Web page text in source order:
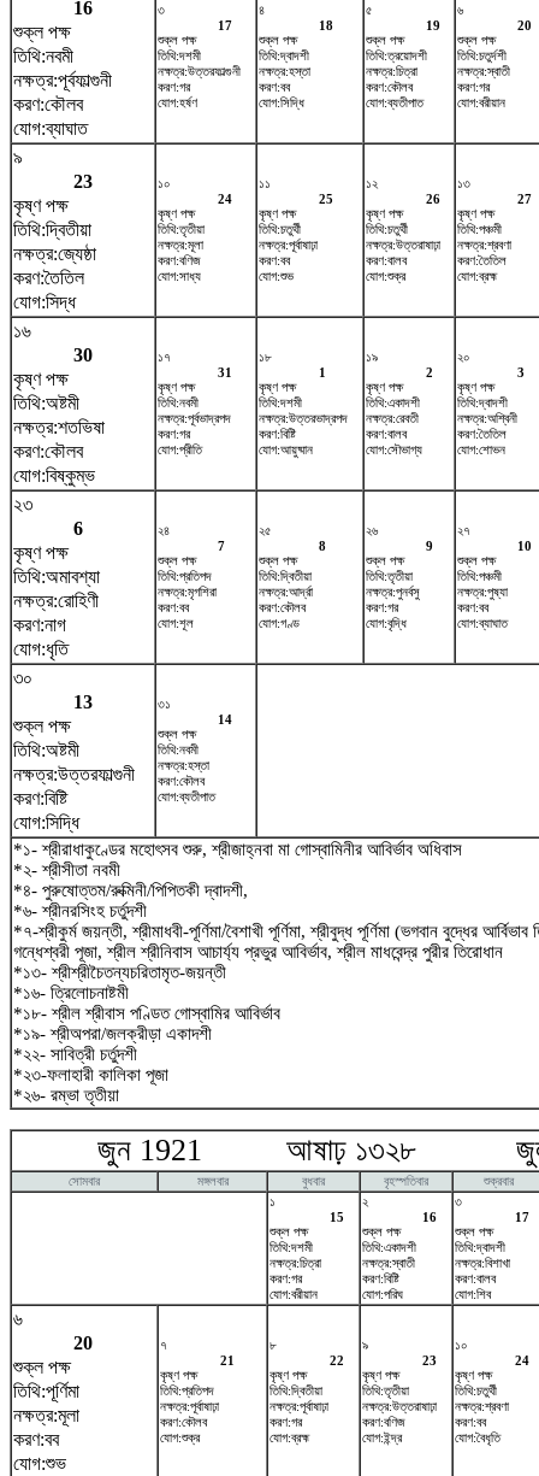
16
শুক্ল পক্ষ
তিথি:নবমী
নক্ষত্র:পূর্বফাল্গুনী
করণ:কৌলব
যোগ:ব্যাঘাত
৩
17
শুক্ল পক্ষ
তিথি:দশমী
নক্ষত্র:উত্তরফাল্গুনী
করণ:গর
যোগ:হর্ষণ
৪
18
শুক্ল পক্ষ
তিথি:দ্বাদশী
নক্ষত্র:হস্তা
করণ:বব
যোগ:সিদ্ধি
৫
19
শুক্ল পক্ষ
তিথি:ত্রয়োদশী
নক্ষত্র:চিত্রা
করণ:কৌলব
যোগ:ব্যতীপাত
৬
20
শুক্ল পক্ষ
তিথি:চতুর্দশী
নক্ষত্র:স্বাতী
করণ:গর
যোগ:বরীয়ান
৯
23
কৃষ্ণ পক্ষ
তিথি:দ্বিতীয়া
নক্ষত্র:জ্যেষ্ঠা
করণ:তৈতিল
যোগ:সিদ্ধ
১০
24
কৃষ্ণ পক্ষ
তিথি:তৃতীয়া
নক্ষত্র:মূলা
করণ:বণিজ
যোগ:সাধ্য
১১
25
কৃষ্ণ পক্ষ
তিথি:চতুর্থী
নক্ষত্র:পূর্বাষাঢ়া
করণ:বব
যোগ:শুভ
১২
26
কৃষ্ণ পক্ষ
তিথি:চতুর্থী
নক্ষত্র:উত্তরাষাঢ়া
করণ:বালব
যোগ:শুক্র
১৩
27
কৃষ্ণ পক্ষ
তিথি:পঞ্চমী
নক্ষত্র:শ্রবণা
করণ:তৈতিল
যোগ:ব্রহ্ম
১৬
30
কৃষ্ণ পক্ষ
তিথি:অষ্টমী
নক্ষত্র:শতভিষ‌া
করণ:কৌলব
যোগ:বিষ্কুম্ভ
১৭
31
কৃষ্ণ পক্ষ
তিথি:নবমী
নক্ষত্র:পূর্বভাদ্রপদ
করণ:গর
যোগ:প্রীতি
১৮
1
কৃষ্ণ পক্ষ
তিথি:দশমী
নক্ষত্র:উত্তরভাদ্রপদ
করণ:বিষ্টি
যোগ:আয়ুষ্মান
১৯
2
কৃষ্ণ পক্ষ
তিথি:একাদশী
নক্ষত্র:রেবতী
করণ:বালব
যোগ:সৌভাগ্য
২০
3
কৃষ্ণ পক্ষ
তিথি:দ্বাদশী
নক্ষত্র:অশ্বিনী
করণ:তৈতিল
যোগ:শোভন
২৩
6
কৃষ্ণ পক্ষ
তিথি:অমাবশ্যা
নক্ষত্র:রোহিণী
করণ:নাগ
যোগ:ধৃতি
২৪
7
শুক্ল পক্ষ
তিথি:প্রতিপদ
নক্ষত্র:মৃগশিরা
করণ:বব
যোগ:শূল
২৫
8
শুক্ল পক্ষ
তিথি:দ্বিতীয়া
নক্ষত্র:আর্দ্রা
করণ:কৌলব
যোগ:গণ্ড
২৬
9
শুক্ল পক্ষ
তিথি:তৃতীয়া
নক্ষত্র:পুনর্বসু
করণ:গর
যোগ:বৃদ্ধি
২৭
10
শুক্ল পক্ষ
তিথি:পঞ্চমী
নক্ষত্র:পুষ্যা
করণ:বব
যোগ:ব্যাঘাত
৩০
13
শুক্ল পক্ষ
তিথি:অষ্টমী
নক্ষত্র:উত্তরফাল্গুনী
করণ:বিষ্টি
যোগ:সিদ্ধি
৩১
14
শুক্ল পক্ষ
তিথি:নবমী
নক্ষত্র:হস্তা
করণ:কৌলব
যোগ:ব্যতীপাত
*১- শ্রীরাধাকুণ্ডের মহোৎসব শুরু, শ্রীজাহ্নবা মা গোস্বামিনীর আবির্ভাব অধিবাস
*২- শ্রীসীতা নবমী
*৪- পুরুষোত্তম/রুক্মিনী/পিপিতকী দ্বাদশী,
*৬- শ্রীনরসিংহ চর্তুদশী
*৭-শ্রীকুর্ম জয়ন্তী, শ্রীমাধবী-পূর্ণিমা/বৈশাখী পূর্ণিমা, শ্রীবুদ্ধ পূর্ণিমা (ভগবান বুদ্ধের
গন্ধেশ্বরী পূজা, শ্রীল শ্রীনিবাস আচার্য্য প্রভুর আবির্ভাব, শ্রীল মাধবেন্দ্র পুরীর তিরোধান
*১৩- শ্রীশ্রীচৈতন্যচরিতামৃত-জয়ন্তী
*১৬- ত্রিলোচনাষ্টমী
*১৮- শ্রীল শ্রীবাস পণ্ডিত গোস্বামির আবির্ভাব
*১৯- শ্রীঅপরা/জলক্রীড়া একাদশী
*২২- সাবিত্রী চর্তুদশী
*২৩-ফলাহারী কালিকা পূজা
*২৬- রম্ভা তৃতীয়া
জুন 1921 আষাঢ় ১৩২৮
সোমবার মঙ্গলবার বুধবার বৃহস্পতিবার
শুক্রবার
১
15
শুক্ল পক্ষ
তিথি:দশমী
নক্ষত্র:চিত্রা
করণ:গর
যোগ:বরীয়ান
২
16
শুক্ল পক্ষ
তিথি:একাদশী
নক্ষত্র:স্বাতী
করণ:বিষ্টি
যোগ:পরিঘ
৩
17
শুক্ল পক্ষ
তিথি:দ্বাদশী
নক্ষত্র:বিশাখা
করণ:বালব
যোগ:শিব
৬
20
শুক্ল পক্ষ
তিথি:পূর্ণিমা
নক্ষত্র:মূলা
করণ:বব
যোগ:শুভ
৭
21
কৃষ্ণ পক্ষ
তিথি:প্রতিপদ
নক্ষত্র:পূর্বাষাঢ়া
করণ:কৌলব
যোগ:শুক্র
৮
22
কৃষ্ণ পক্ষ
তিথি:দ্বিতীয়া
নক্ষত্র:পূর্বাষাঢ়া
করণ:গর
যোগ:ব্রহ্ম
৯
23
কৃষ্ণ পক্ষ
তিথি:তৃতীয়া
নক্ষত্র:উত্তরাষাঢ়া
করণ:বণিজ
যোগ:ইন্দ্র
১০
24
কৃষ্ণ পক্ষ
তিথি:চতুর্থী
নক্ষত্র:শ্রবণা
করণ:বব
যোগ:বৈধৃতি